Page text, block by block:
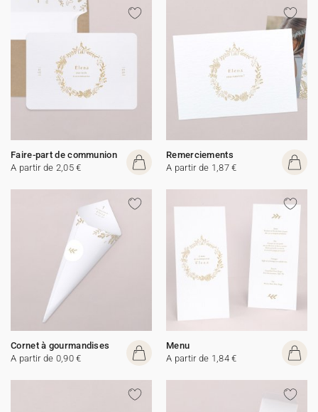
Faire-part de communion
A partir de 2,05 €
Remerciements
A partir de 1,87 €
Cornet à gourmandises
A partir de 0,90 €
Menu
A partir de 1,84 €